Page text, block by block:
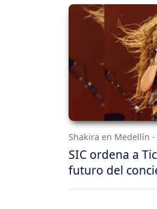
Shakira en Medellín -
SIC ordena a
futuro del